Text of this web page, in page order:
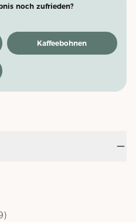
noch zufrieden?
Kaffeebohnen
)